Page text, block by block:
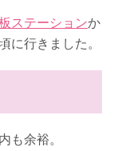
ステーションか
に行きました。
も余裕。